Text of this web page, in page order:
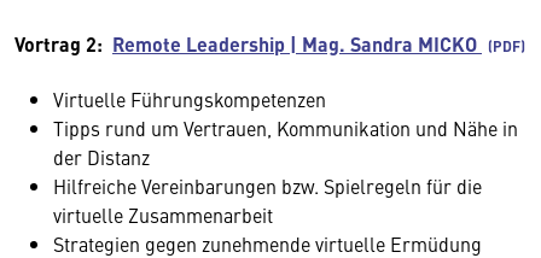
Vortrag 2: Remote Leadership | Mag. Sandra MICKO
Virtuelle Führungskompetenzen
Tipps rund um Vertrauen, Kommunikation und Nähe in
der Distanz
Hilfreiche Vereinbarungen bzw. Spielregeln für die
virtuelle Zusammenarbeit
Strategien gegen zunehmende virtuelle Ermüdung